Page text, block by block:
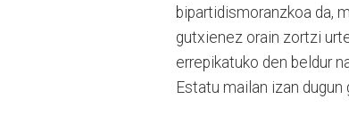
bipartidismoranzkoa da,
gutxienez orain zortzi
errepikatuko den beldur
Estatu mailan izan dugun